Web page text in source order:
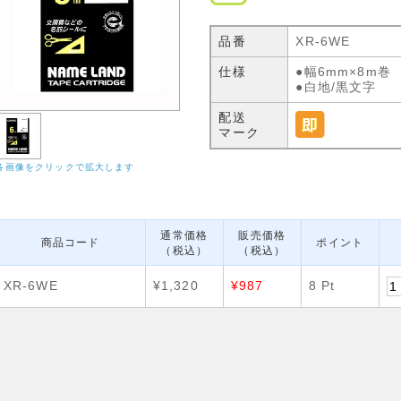
画像をクリックで拡大します
品番 XR-6WE
仕様
●幅6mm×8m巻
●白地/黒文字
配送
マーク
商品コード
通常価格
（税込）
販売価格
（税込）
ポイント
XR-6WE ¥1,320 ¥987 8 Pt